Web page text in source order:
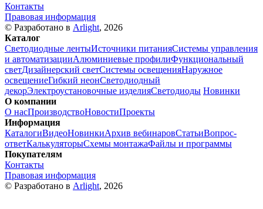
Контакты
Правовая информация
© Разработано в Arlight, 2026
Каталог
Светодиодные лентыИсточники питанияСистемы управления
и автоматизацииАлюминиевые профилиФункциональный
светДизайнерский светСистемы освещенияНаружное
освещениеГибкий неонСветодиодный
декорЭлектроустановочные изделияСветодиоды Новинки
О компании
О насПроизводствоНовостиПроекты
Информация
КаталогиВидеоНовинкиАрхив вебинаровСтатьиВопрос-
ответКалькуляторыСхемы монтажаФайлы и программы
Покупателям
Контакты
Правовая информация
© Разработано в Arlight, 2026